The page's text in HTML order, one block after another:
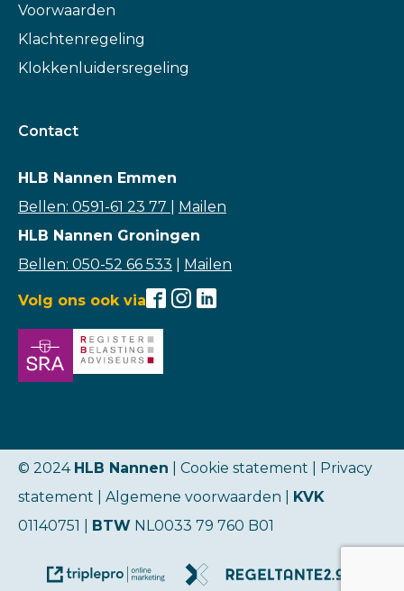
Voorwaarden
Klachtenregeling
Klokkenluidersregeling
Contact
HLB Nannen Emmen
Bellen: 0591-61 23 77
Mailen
HLB Nannen Groningen
Bellen: 050-52 66 533
Mailen
Volg ons ook via
© 2024 HLB Nannen | Cookie statement | Privacy
statement
Algemene voorwaarden
KVK
01140751 | BTW NL0033 79 760 B01